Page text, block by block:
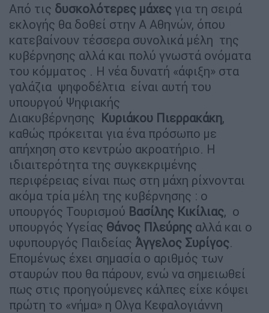
Από τις δυσκολότερες μάχες για τη σειρά
εκλογής θα δοθεί στην Α Αθηνών, όπου
κατεβαίνουν τέσσερα συνολικά μέλη της
κυβέρνησης αλλά και πολύ γνωστά ονόματα
του κόμματος . Η νέα δυνατή «άφιξη» στα
γαλάζια ψηφοδέλτια είναι αυτή του
υπουργού Ψηφιακής
Διακυβέρνησης Κυριάκου Πιερρακάκη,
καθώς πρόκειται για ένα πρόσωπο με
απήχηση στο κεντρώο ακροατήριο. Η
ιδιαιτερότητα της συγκεκριμένης
περιφέρειας είναι πως στη μάχη ρίχνονται
ακόμα τρία μέλη της κυβέρνησης : ο
υπουργός Τουρισμού Βασίλης Κικίλιας, ο
υπουργός Υγείας Θάνος Πλεύρης αλλά και ο
υφυπουργός Παιδείας Άγγελος Συρίγος.
Επομένως έχει σημασία ο αριθμός των
σταυρών που θα πάρουν, ενώ να σημειωθεί
πως στις προηγούμενες κάλπες είχε κόψει
πρώτη το «νήμα» η Ολγα Κεφαλογιάννη